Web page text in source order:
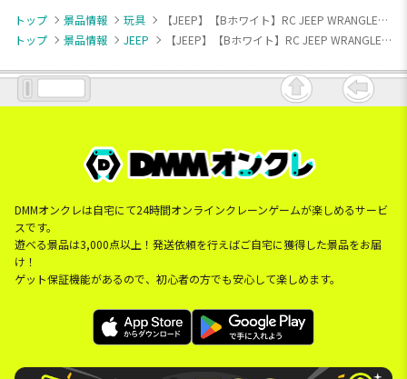
トップ 景品情報 玩具
【JEEP】【Bホワイト】RC JEEP WRANGLER (0082)
トップ
景品情報 JEEP 【JEEP】【Bホワイト】RC JEEP WRANGLER (0082)
DMMオンクレは自宅にて24時間オンラインクレーンゲームが楽しめるサービ
スです。
遊べる景品は3,000点以上！発送依頼を行えばご自宅に獲得した景品をお届
け！
ゲット保証機能があるので、初心者の方でも安心して楽しめます。